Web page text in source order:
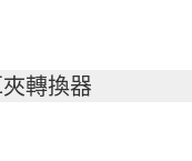
轉換器